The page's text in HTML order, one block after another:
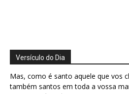
Versículo do Dia
Mas, como é santo aquele que vos
também santos em toda a vossa